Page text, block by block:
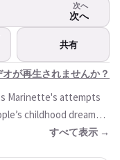
次へ
次へ
共有
オが再生されませんか？
Marinette's attempts
childhood dreams
すべて表示 →